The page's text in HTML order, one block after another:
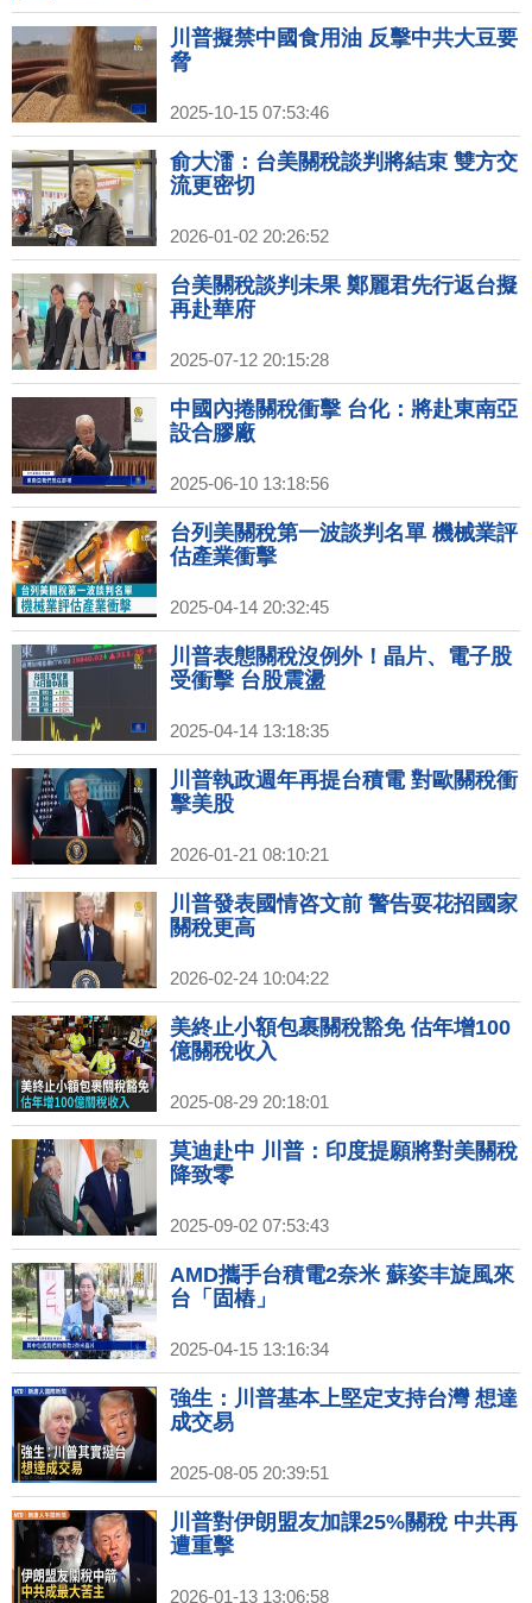
川普擬禁中國食用油 反擊中共大豆要
脅
2025-10-15 07:53:46
俞大㵢：台美關稅談判將結束 雙方交
流更密切
2026-01-02 20:26:52
台美關稅談判未果 鄭麗君先行返台擬
再赴華府
2025-07-12 20:15:28
中國內捲關稅衝擊 台化：將赴東南亞
設合膠廠
2025-06-10 13:18:56
台列美關稅第一波談判名單 機械業評
估產業衝擊
2025-04-14 20:32:45
川普表態關稅沒例外！晶片、電子股
受衝擊 台股震盪
2025-04-14 13:18:35
川普執政週年再提台積電 對歐關稅衝
擊美股
2026-01-21 08:10:21
川普發表國情咨文前 警告耍花招國家
關稅更高
2026-02-24 10:04:22
美終止小額包裹關稅豁免 估年增100
億關稅收入
2025-08-29 20:18:01
莫迪赴中 川普：印度提願將對美關稅
降致零
2025-09-02 07:53:43
AMD攜手台積電2奈米 蘇姿丰旋風來
台「固樁」
2025-04-15 13:16:34
強生：川普基本上堅定支持台灣 想達
成交易
2025-08-05 20:39:51
川普對伊朗盟友加課25%關稅 中共再
遭重擊
2026-01-13 13:06:58